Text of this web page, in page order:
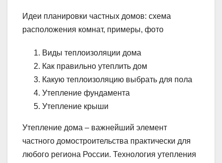
Идеи планировки частных домов: схема
расположения комнат, примеры, фото
Виды теплоизоляции дома
Как правильно утеплить дом
Какую теплоизоляцию выбрать для пола
Утепление фундамента
Утепление крыши
Утепление дома – важнейший элемент
частного домостроительства практически для
любого региона России. Технология утепления